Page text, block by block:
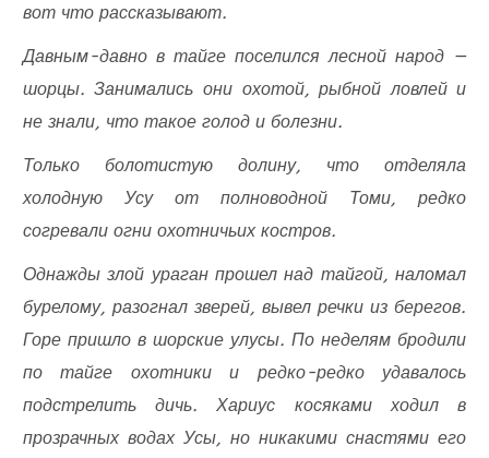
вот что рассказывают.
Давным-давно в тайге поселился лесной народ —
шорцы. Занимались они охотой, рыбной ловлей и
не знали, что такое голод и болезни.
Только болотистую долину, что отделяла
холодную Усу от полноводной Томи, редко
согревали огни охотничьих костров.
Однажды злой ураган прошел над тайгой, наломал
бурелому, разогнал зверей, вывел речки из берегов.
Горе пришло в шорские улусы. По неделям бродили
по тайге охотники и редко-редко удавалось
подстрелить дичь. Хариус косяками ходил в
прозрачных водах Усы, но никакими снастями его